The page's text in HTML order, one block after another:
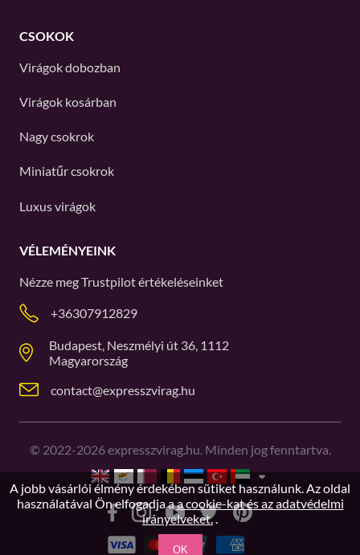
CSOKOK
Virágok dobozban
Virágok kosárban
Nagy csokrok
Miniatűr csokrok
Luxus virágok
VÉLEMÉNYEINK
Nézze megTrustpilotértékeléseinket
+36307912829
Budapest, Neszmélyi út 36, 1112
Magyarország
contact@expresszvirag.hu
© 2022-2026expresszvirag.hu. Minden jog fenntartva.
A jobb vásárlói élmény érdekében sütiket használunk. Az oldal
használatával Ön elfogadja aa cookie-kat és az adatvédelmi
irányelveket..
OK